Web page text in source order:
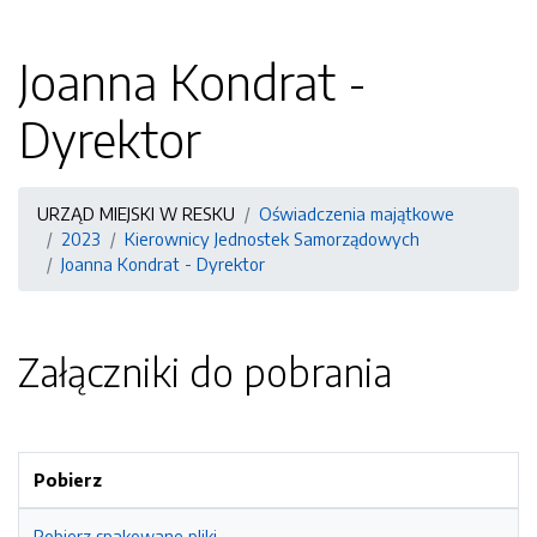
Joanna Kondrat -
Dyrektor
URZĄD MIEJSKI W RESKU
Oświadczenia majątkowe
2023
Kierownicy Jednostek Samorządowych
Joanna Kondrat - Dyrektor
Załączniki do pobrania
Pobierz